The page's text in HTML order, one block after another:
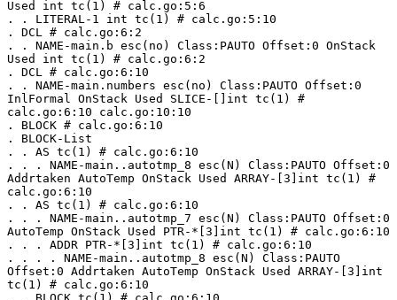
Used int tc(1) # calc.go:5:6
. . LITERAL-1 int tc(1) # calc.go:5:10
. DCL # calc.go:6:2
. . NAME-main.b esc(no) Class:PAUTO Offset:0 OnStack
Used int tc(1) # calc.go:6:2
. DCL # calc.go:6:10
. . NAME-main.numbers esc(no) Class:PAUTO Offset:0
InlFormal OnStack Used SLICE-[]int tc(1) #
calc.go:6:10 calc.go:10:10
. BLOCK # calc.go:6:10
. BLOCK-List
. . AS tc(1) # calc.go:6:10
. . . NAME-main..autotmp_8 esc(N) Class:PAUTO Offset:0
Addrtaken AutoTemp OnStack Used ARRAY-[3]int tc(1) #
calc.go:6:10
. . AS tc(1) # calc.go:6:10
. . . NAME-main..autotmp_7 esc(N) Class:PAUTO Offset:0
AutoTemp OnStack Used PTR-*[3]int tc(1) # calc.go:6:10
. . . ADDR PTR-*[3]int tc(1) # calc.go:6:10
. . . . NAME-main..autotmp_8 esc(N) Class:PAUTO
Offset:0 Addrtaken AutoTemp OnStack Used ARRAY-[3]int
tc(1) # calc.go:6:10